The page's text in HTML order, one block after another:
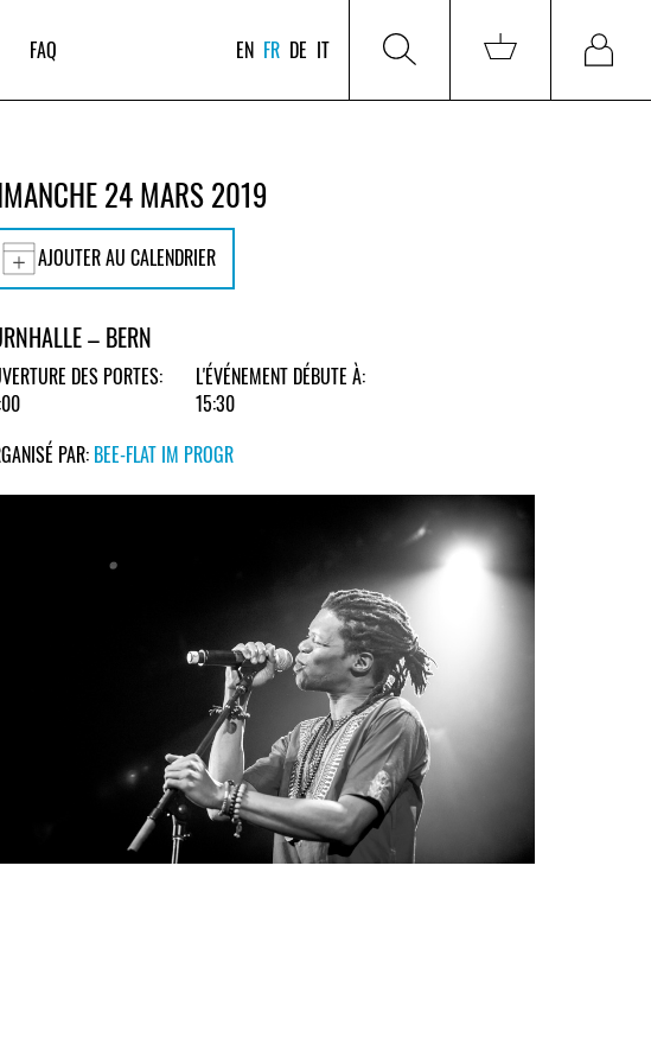
FAQ EN FR DE IT
24 MARS 2019
AJOUTER AU CALENDRIER
– BERN
DES PORTES:
L'ÉVÉNEMENT DÉBUTE À:
15:30
PAR: BEE-FLAT IM PROGR